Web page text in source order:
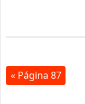
« Página 87